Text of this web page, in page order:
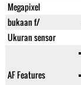
Megapixel
bukaan f/
Ukuran sensor
AF Features